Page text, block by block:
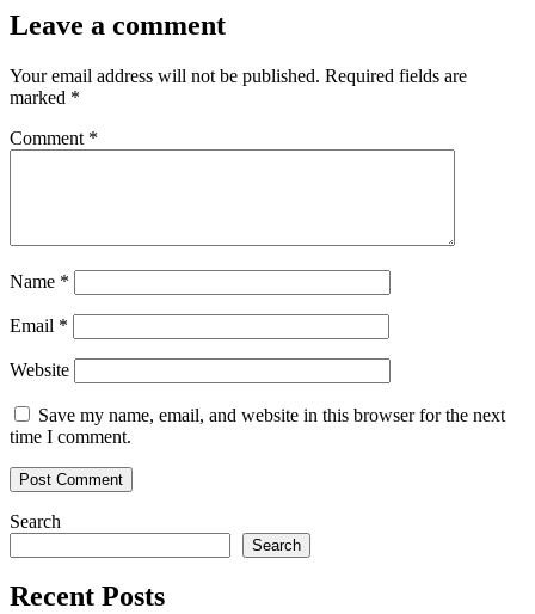
Leave a comment
Your email address will not be published. Required fields are
marked *
Comment *
Name *
Email *
Website
Save my name, email, and website in this browser for the next
time I comment.
Search
Search
Recent Posts